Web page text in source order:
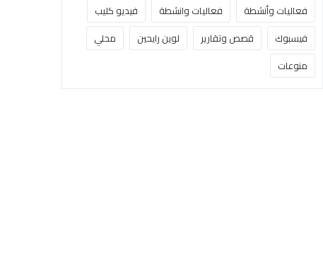
فعاليات وأنشطة
فعاليات وانشطة
فيديو كليب
فيسبوك
قصص وتقارير لوين رايحين
محلي
منوعات